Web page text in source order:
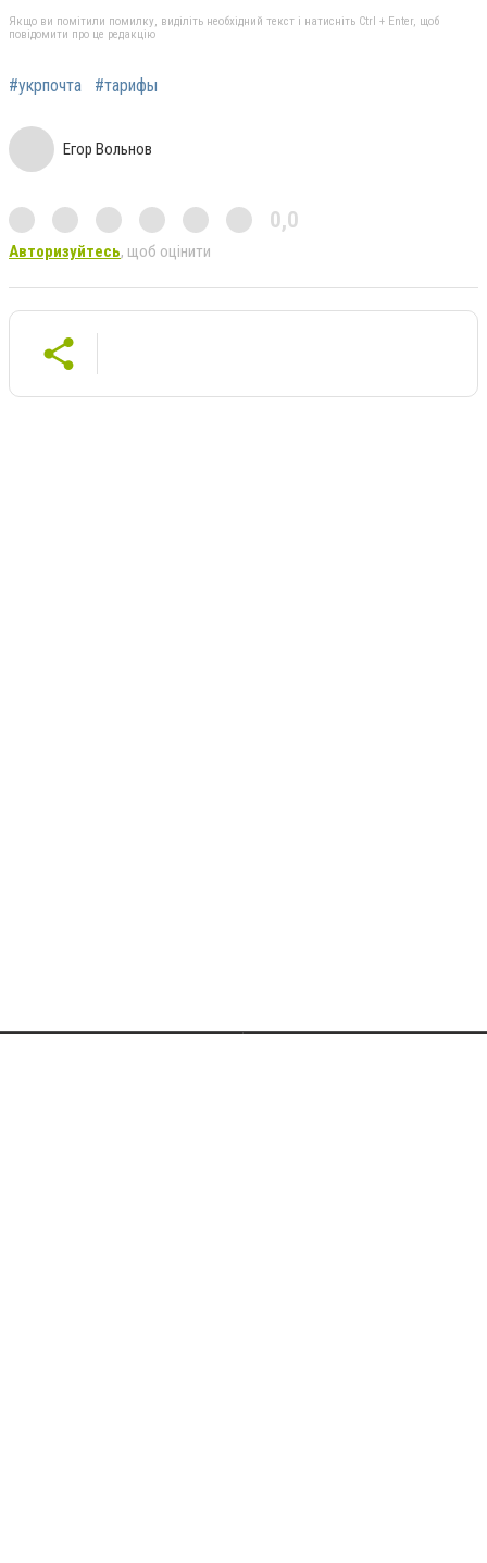
Якщо ви помітили помилку, виділіть необхідний текст і натисніть Ctrl + Enter, щоб
повідомити про це редакцію
#укрпочта #тарифы
Егор Вольнов
0,0
Авторизуйтесь, щоб оцінити